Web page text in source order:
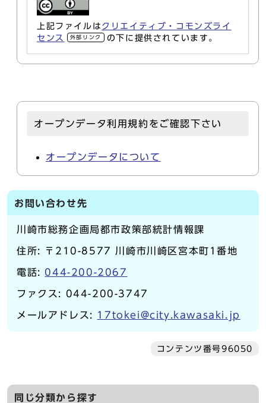
上記ファイルは クリエイティブ・コモンズライ
センス
外部リンク の下に提供されています。
オープンデータ利用規約をご確認下さい
オープンデータについて
お問い合わせ先
川崎市総務企画局都市政策部統計情報課
住所: 〒210-8577 川崎市川崎区宮本町1番地
電話: 044-200-2067
ファクス: 044-200-3747
メールアドレス: 17tokei@city.kawasaki.jp
コンテンツ番号96050
同じ分類から探す